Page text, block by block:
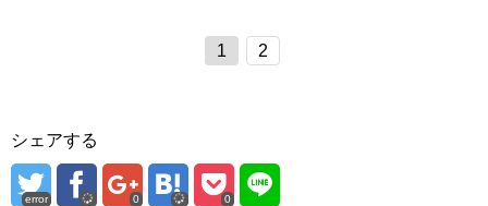
1 2
シェアする
error 0 0